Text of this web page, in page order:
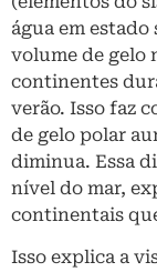
água em
volume de gelo
continentes
verão. Isso faz
de gelo polar
diminua. Essa
nível do mar,
continentais
Isso explica a